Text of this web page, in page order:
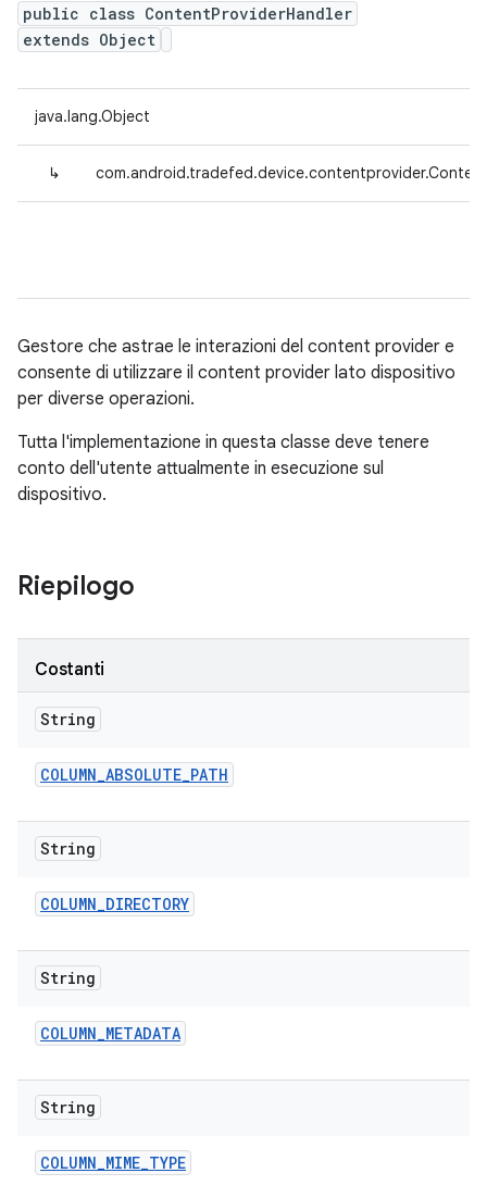
public class ContentProviderHandler
extends Object
java.lang.Object
↳
Gestore che astrae le interazioni del content provider e
consente di utilizzare il content provider lato dispositivo
per diverse operazioni.
Tutta l'implementazione in questa classe deve tenere
conto dell'utente attualmente in esecuzione sul
dispositivo.
Riepilogo
Costanti
String
COLUMN_ABSOLUTE_PATH
String
COLUMN_DIRECTORY
String
COLUMN_METADATA
String
COLUMN_MIME_TYPE